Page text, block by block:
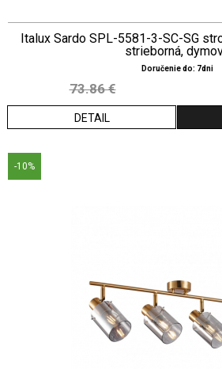
Italux Sardo SPL-5581-3-SC-SG
strieborná,
Doručenie do: 7dni
73.86 €
DETAIL
-10%